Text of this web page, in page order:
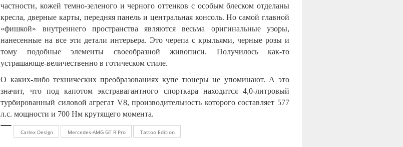
частности, кожей темно-зеленого и черного оттенков с особым блеском отделаны
кресла, дверные карты, передняя панель и центральная консоль. Но самой главной
«фишкой» внутреннего пространства являются весьма оригинальные узоры,
нанесенные на все эти детали интерьера. Это черепа с крыльями, черные розы и
тому подобные элементы своеобразной живописи. Получилось как-то
устрашающе-величественно в готическом стиле.
О каких-либо технических преобразованиях купе тюнеры не упоминают. А это
значит, что под капотом экстравагантного спорткара находится 4,0-литровый
турбированный силовой агрегат V8, производительность которого составляет 577
л.с. мощности и 700 Нм крутящего момента.
Carlex Design Mercedes-AMG GT R Pro Tattoo Edition